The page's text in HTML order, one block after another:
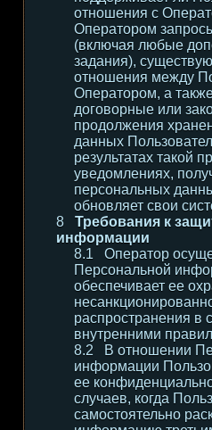
отношения с
Оператором
(включая любые
задания),
отношения между
Оператором, а
договорные или
продолжения
данных
результатах такой
уведомлениях,
персональных
обновляет свои
Требования к
информации
Оператор
Персональной
обеспечивает ее
распространения в
внутренними
В отношении
информации
ее
случаев, когда
самостоятельно